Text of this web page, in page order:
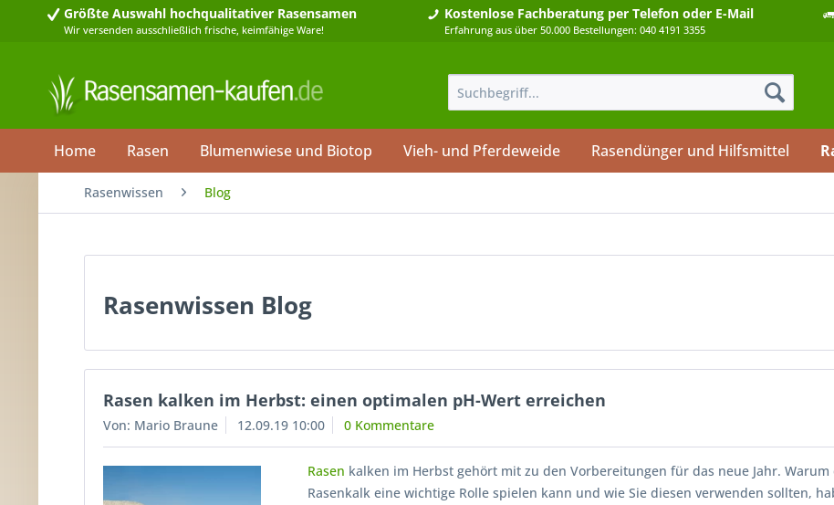
Größte Auswahl hochqualitativer Rasensamen
Wir versenden ausschließlich frische, keimfähige Ware!
Kostenlose Fachberatung per Telefon oder E-Mail
Erfahrung aus über 50.000 Bestellungen: 040 4191 3355
Home Rasen Blumenwiese und Biotop Vieh- und Pferdeweide Rasendünger und Hilfsmittel
Rasenwissen Blog
Rasenwissen Blog
Rasen kalken im Herbst: einen optimalen pH-Wert erreichen
Von: Mario Braune 12.09.19 10:00 0 Kommentare
Rasen kalken im Herbst gehört mit zu den Vorbereitungen für das neue Jahr. Warum
Rasenkalk eine wichtige Rolle spielen kann und wie Sie diesen verwenden sollten,